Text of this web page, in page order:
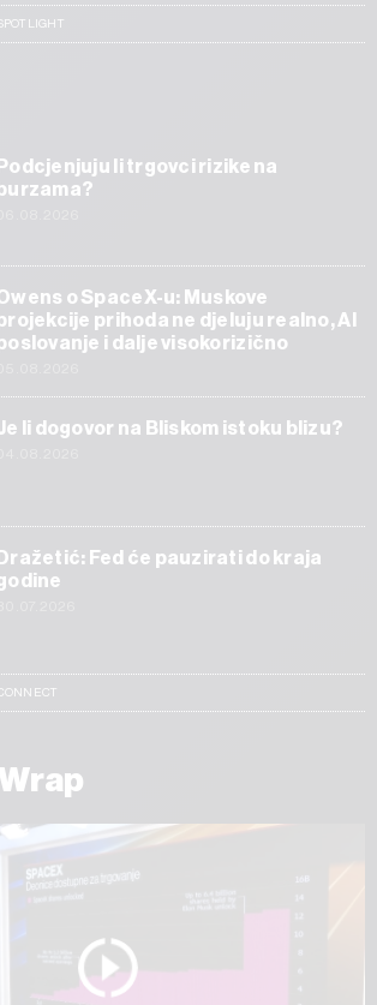
li trgovci rizike na
o SpaceX-u: Muskove
prihoda ne djeluju realno, AI
i dalje visokorizično
li dogovor na Bliskom istoku blizu?
Dražetić: Fed će pauzirati do kraja